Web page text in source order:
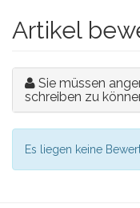
Artikel
Sie müssen
schreiben zu
Es liegen keine